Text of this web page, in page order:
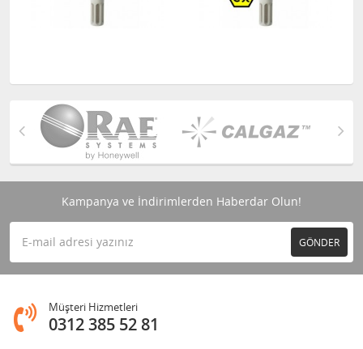
Kampanya ve İndirimlerden Haberdar Olun!
GÖNDER
Müşteri Hizmetleri
0312 385 52 81